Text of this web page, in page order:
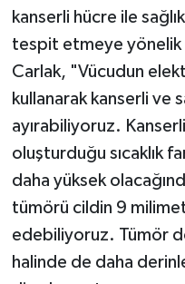
kanserli hücre ile
tespit etmeye yönelik
Carlak, "Vücudun
kullanarak kanserli ve
ayırabiliyoruz.
oluşturduğu sıcaklık
daha yüksek
tümörü cildin 9
edebiliyoruz. Tümör
halinde de daha